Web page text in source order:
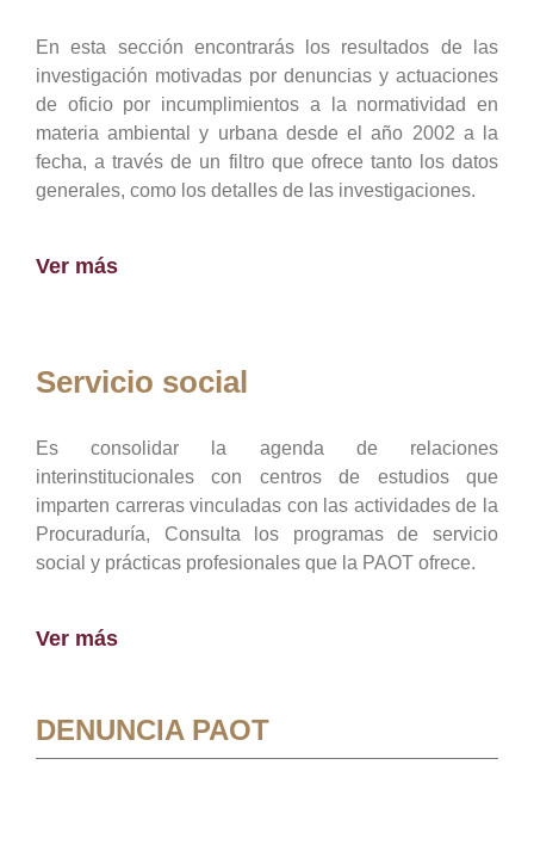
En esta sección encontrarás los resultados de las
investigación motivadas por denuncias y actuaciones
de oficio por incumplimientos a la normatividad en
materia ambiental y urbana desde el año 2002 a la
fecha, a través de un filtro que ofrece tanto los datos
generales, como los detalles de las investigaciones.
Ver más
Servicio social
Es consolidar la agenda de relaciones
interinstitucionales con centros de estudios que
imparten carreras vinculadas con las actividades de la
Procuraduría, Consulta los programas de servicio
social y prácticas profesionales que la PAOT ofrece.
Ver más
DENUNCIA PAOT